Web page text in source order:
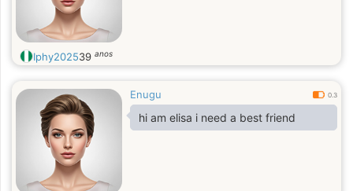
Iphy202539 anos
Enugu 0.3
hi am elisa i need a best friend